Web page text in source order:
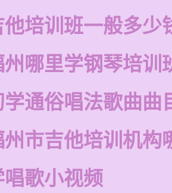
他培训班一般多少
州哪里学钢琴培训
学通俗唱法歌曲曲
州市吉他培训机构
唱歌小视频